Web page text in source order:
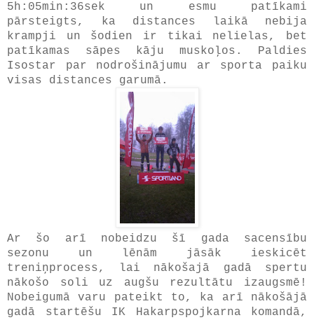
5h:05min:36sek un esmu patīkami
pārsteigts, ka distances laikā nebija
krampji un šodien ir tikai nelielas, bet
patīkamas sāpes kāju muskoļos. Paldies
Isostar par nodrošinājumu ar sporta paiku
visas distances garumā.
Ar šo arī nobeidzu šī gada sacensību
sezonu un lēnām jāsāk ieskicēt
treniņprocess, lai nākošajā gadā spertu
nākošo soli uz augšu rezultātu izaugsmē!
Nobeigumā varu pateikt to, ka arī nākošājā
gadā startēšu IK Hakarpspojkarna komandā,